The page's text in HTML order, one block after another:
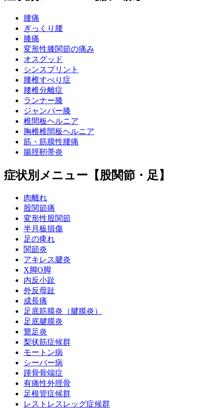
腰痛
ぎっくり腰
膝痛
変形性膝関節の痛み
オスグッド
シンスプリント
腰椎すべり症
腰椎分離症
ランナー膝
ジャンパー膝
椎間板ヘルニア
胸椎椎間板ヘルニア
筋・筋膜性腰痛
腸脛靭帯炎
症状別メニュー【股関節・足】
肉離れ
股関節痛
変形性股関節
半月板損傷
足の痺れ
関節炎
アキレス腱炎
X脚O脚
内反小趾
外反母趾
成長痛
足底筋膜炎（腱膜炎）
足底腱膜炎
鵞足炎
梨状筋症候群
モートン病
シーバー病
踵骨骨端症
有痛性外脛骨
足根管症候群
レストレスレッグ症候群